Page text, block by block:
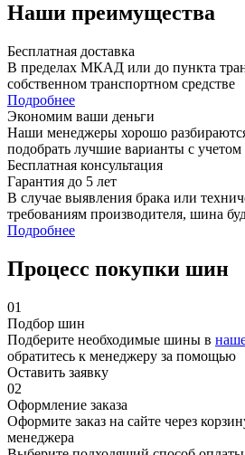
Наши преимущества
Бесплатная доставка
В пределах МКАД или до пункта
собственном транспортном средстве
Подробнее
Экономим ваши деньги
Наши менеджеры хорошо
подобрать лучшие варианты с
Бесплатная консультация
Гарантия до 5 лет
В случае выявления брака или
требованиям производителя, шина
Подробнее
Процесс покупки шин
01
Подбор шин
Подберите необходимые шины в
обратитесь к менеджеру за помощью
Оставить заявку
02
Оформление заказа
Оформите заказ на сайте через
менеджера